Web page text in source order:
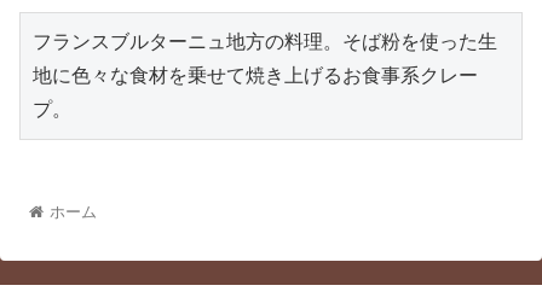
フランスブルターニュ地方の料理。そば粉を使った生
地に色々な食材を乗せて焼き上げるお食事系クレー
プ。
ホーム